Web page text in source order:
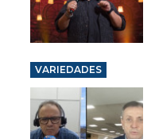
VARIEDADES